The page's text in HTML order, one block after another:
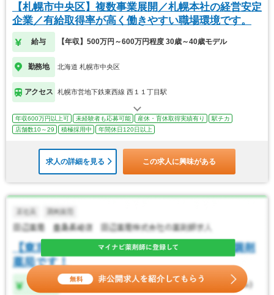
【札幌市中央区】複数事業展開／札幌本社の経営安定
企業／有給取得率が高く働きやすい職場環境です。
給与 【年収】500万円～600万円程度 30歳～40歳モデル
勤務地 北海道 札幌市中央区
アクセス 札幌市営地下鉄東西線 西１１丁目駅
年収600万円以上可 未経験者も応募可能 産休・育休取得実績有り
駅チカ
店舗数10～29
積極採用中 年間休日120日以上
求人の詳細を見る この求人に興味がある